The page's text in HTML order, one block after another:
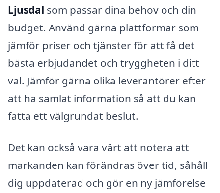
Ljusdal som passar dina behov och din
budget. Använd gärna plattformar som
jämför priser och tjänster för att få det
bästa erbjudandet och tryggheten i ditt
val. Jämför gärna olika leverantörer efter
att ha samlat information så att du kan
fatta ett välgrundat beslut.
Det kan också vara värt att notera att
markanden kan förändras över tid, såhåll
dig uppdaterad och gör en ny jämförelse